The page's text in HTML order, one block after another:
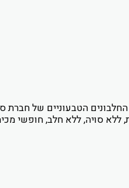
הטבעוניים של חברת
ללא סויה, ללא חלב, חופשי